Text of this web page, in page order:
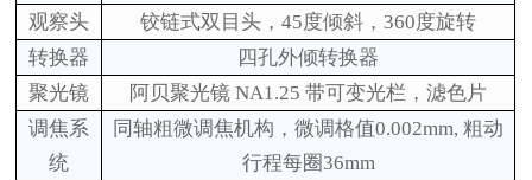
观察头
铰链式双 目头，45度倾斜，360度旋转
转换器
四孔外倾转换器
聚光镜
阿贝聚光镜 NA1.25 带可变光栏，滤色片
调焦系
统
同轴粗微调焦机构，微调格值0.002mm, 粗动
行程每圈36mm